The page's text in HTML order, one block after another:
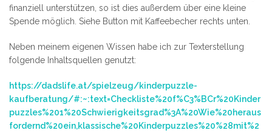
finanziell unterstützen, so ist dies außerdem über eine kleine
Spende möglich. Siehe Button mit Kaffeebecher rechts unten.
Neben meinem eigenen Wissen habe ich zur Texterstellung
folgende Inhaltsquellen genutzt:
https://dadslife.at/spielzeug/kinderpuzzle-
kaufberatung/#:~:text=Checkliste%20f%C3%BCr%20Kinder
puzzles%201%20Schwierigkeitsgrad%3A%20Wie%20heraus
fordernd%20ein,klassische%20Kinderpuzzles%20%28mit%2